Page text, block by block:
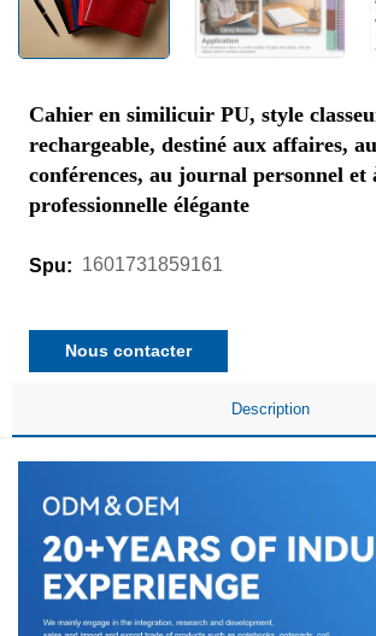
Cahier en similicuir PU, style
rechargeable, destiné aux affaires,
conférences, au journal personnel et
professionnelle élégante
Spu: 1601731859161
Nous contacter
Description